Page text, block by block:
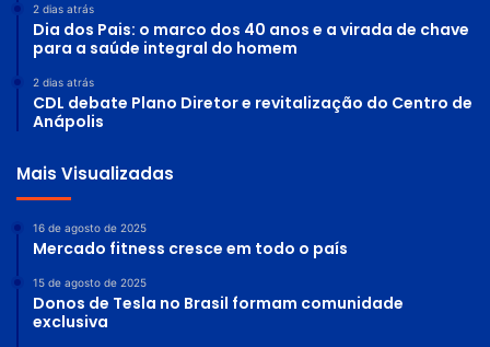
2 dias atrás
Dia dos Pais: o marco dos 40 anos e a virada de chave
para a saúde integral do homem
2 dias atrás
CDL debate Plano Diretor e revitalização do Centro de
Anápolis
Mais Visualizadas
16 de agosto de 2025
Mercado fitness cresce em todo o país
15 de agosto de 2025
Donos de Tesla no Brasil formam comunidade
exclusiva